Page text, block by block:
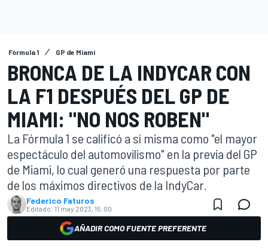
Fórmula 1 GP de Miami
BRONCA DE LA INDYCAR CON
LA F1 DESPUÉS DEL GP DE
MIAMI: "NO NOS ROBEN"
La Fórmula 1 se calificó a sí misma como "el mayor
espectáculo del automovilismo" en la previa del GP
de Miami, lo cual generó una respuesta por parte
de los máximos directivos de la IndyCar.
Federico Faturos
Editado: 11 may 2023, 15:00
AÑADIR COMO FUENTE PREFERENTE